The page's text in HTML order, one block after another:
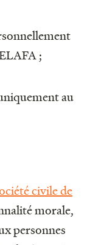
;
au
civile de
morale,
personnes